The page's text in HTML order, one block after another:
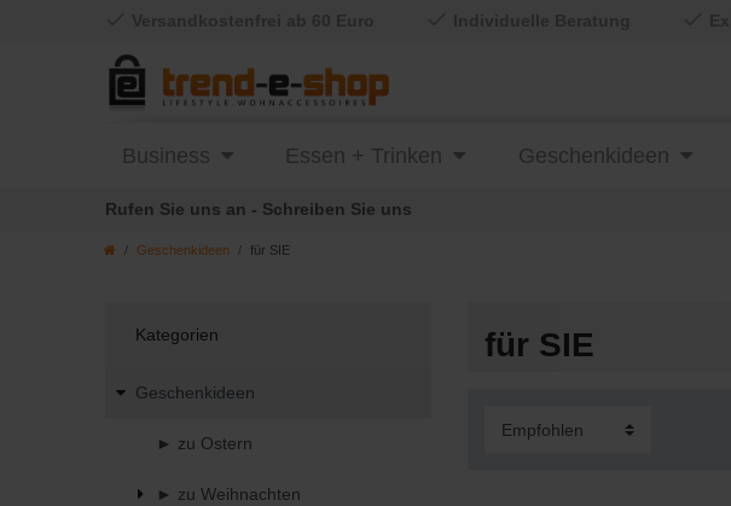
Geschenkideen für SIE
Business Essen + Trinken Geschenkideen
Rufen Sie uns an - Schreiben Sie uns
Kategorien
Geschenkideen
► zu Ostern
► zu Weihnachten
für SIE